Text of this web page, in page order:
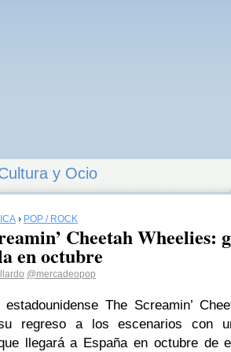
y Ocio
› POP / ROCK
Cheetah Wheelies:
en octubre
@mercadeopop
The Screamin’
regreso a los escenarios con
llegará a España en octubre de